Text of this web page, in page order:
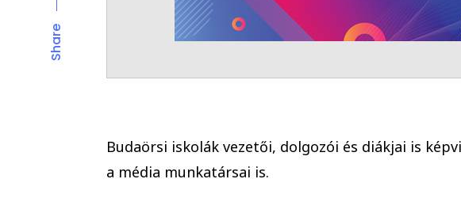
Budaörsi iskolák vezetői, dolgozói és diákjai is
a média munkatársai is.
Share